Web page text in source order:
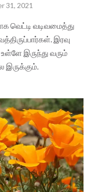
31, 2021
வெட்டி வடிவமைத்து
இரவு
இருந்து வரும்
இருக்கும்.